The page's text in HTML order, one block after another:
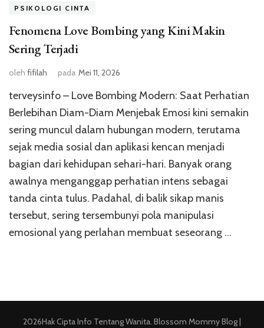
PSIKOLOGI CINTA
Fenomena Love Bombing yang Kini Makin
Sering Terjadi
oleh fifilah pada Mei 11, 2026
terveysinfo – Love Bombing Modern: Saat Perhatian
Berlebihan Diam-Diam Menjebak Emosi kini semakin
sering muncul dalam hubungan modern, terutama
sejak media sosial dan aplikasi kencan menjadi
bagian dari kehidupan sehari-hari. Banyak orang
awalnya menganggap perhatian intens sebagai
tanda cinta tulus. Padahal, di balik sikap manis
tersebut, sering tersembunyi pola manipulasi
emosional yang perlahan membuat seseorang …
2026Hak CiptaInfo Tentang Wanita. Blossom Mommy Blog |